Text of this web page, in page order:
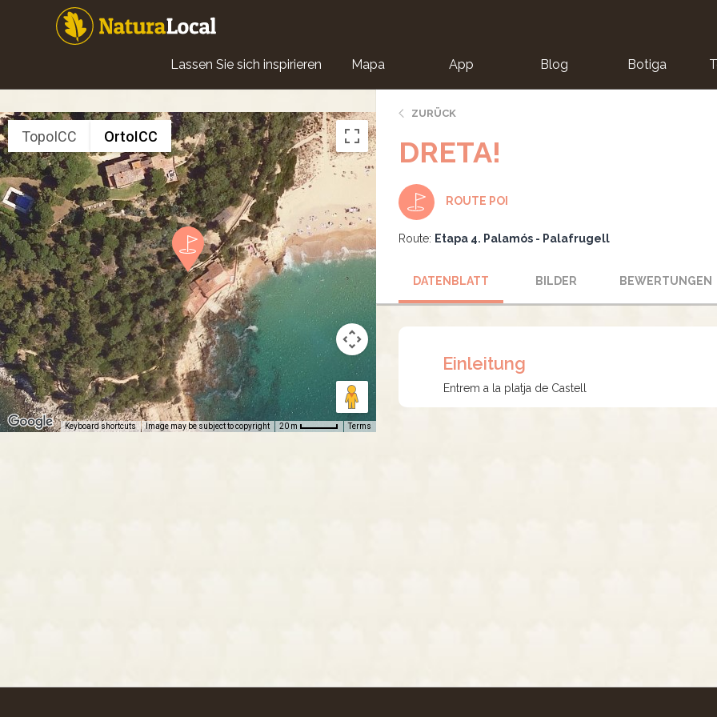
Main
navigation
Lassen Sie sich inspirieren Mapa App Blog Botiga
TopoICC OrtoICC
Keyboard shortcuts Image may be subject to copyright 20 m Terms
ZURÜCK
DRETA!
ROUTE POI
Route: Etapa 4. Palamós - Palafrugell
DATENBLATT BILDER BEWERTUNGEN
Einleitung
Entrem a la platja de Castell